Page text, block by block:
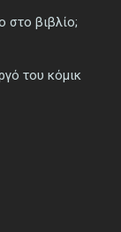
στο βιβλίο;
του κόμικ